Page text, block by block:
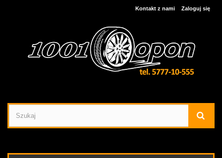
Zaloguj się
Kontakt z nami